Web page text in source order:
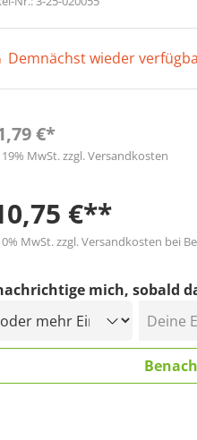
Demnächst wieder
€*
MwSt. zzgl. Versandkosten
€**
MwSt. zzgl. Versandkosten bei
mich, sobald
Deine E-